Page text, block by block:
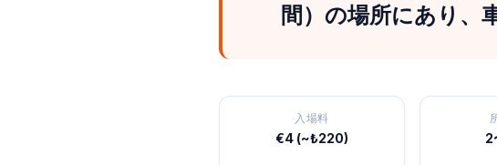
間）の場所にあり、
入場料
€4 (~₺220) 2